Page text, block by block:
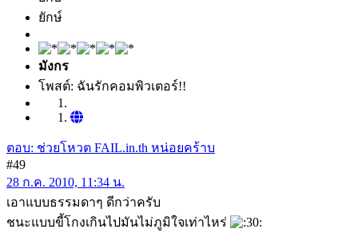
ยักษ์
มังกร
โพสต์: ฉันรักคอมพิวเตอร์!!
ตอบ: ช่วยโหวต FAIL.in.th หน่อยคร้าบ
#49
28 ก.ค. 2010, 11:34 น.
เอาแบบธรรมดาๆ ดีกว่าครับ
ชนะแบบขี้โกงเกินไปมันไม่ภูมิใจเท่าไหร่